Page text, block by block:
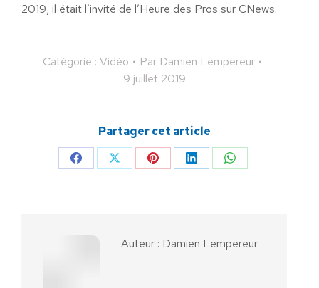
2019, il était l’invité de l’Heure des Pros sur CNews.
Catégorie : Vidéo Par Damien Lempereur
9 juillet 2019
Partager cet article
PartagerPartagerPartagerPartagerPartager
Auteur : Damien Lempereur